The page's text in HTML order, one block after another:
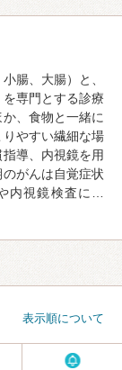
腸、大腸）と、
専門とする診療
、食物と一緒に
やすい繊細な場
導、内視鏡を用
がんは自覚症状
内視鏡検査に…
表示順について